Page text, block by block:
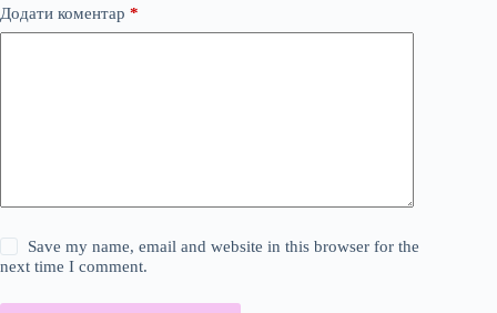
Додати коментар *
Save my name, email and website in this browser for the
next time I comment.